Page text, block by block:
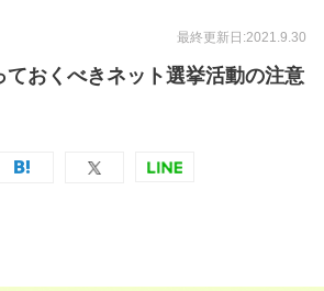
最終更新日:2021.9.30
ておくべきネット選挙活動の注意